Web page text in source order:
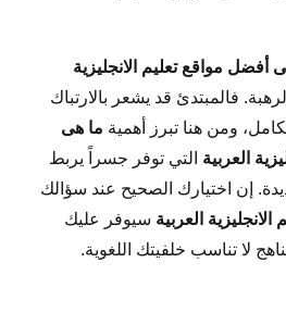
أفضل مواقع تعليم الانجليزية
فالمبتدئ قد يشعر بالارتباك
ومن هنا تبرز أهمية ما هى
العربية التي توفر جسراً يربط
إن اختيارك الصحيح عند سؤالك
العربية سيوفر عليك
لا تناسب خلفيتك اللغوية.